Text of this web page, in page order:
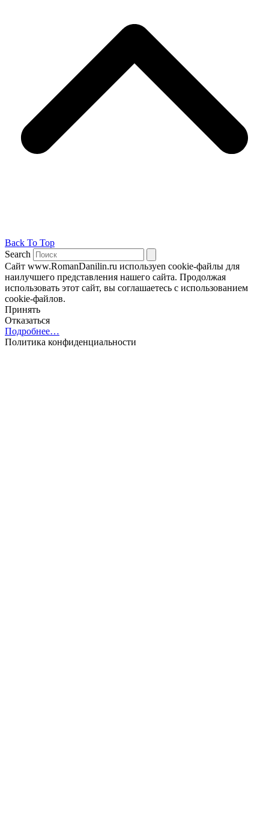
Back To Top
Search
Сайт www.RomanDanilin.ru используеn cookie-файлы для
наилучшего представления нашего сайта. Продолжая
использовать этот сайт, вы соглашаетесь с использованием
cookie-файлов.
Принять
Отказаться
Подробнее…
Политика конфиденциальности